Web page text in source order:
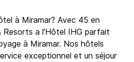
à Miramar? Avec 45 en
Resorts a l'Hôtel IHG parfait
à Miramar. Nos hôtels
exceptionnel et un séjour